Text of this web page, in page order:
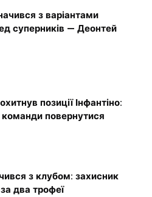
з варіантами
суперників — Деонтей
позиції Інфантіно:
повернутися
з клубом: захисник
два трофеї